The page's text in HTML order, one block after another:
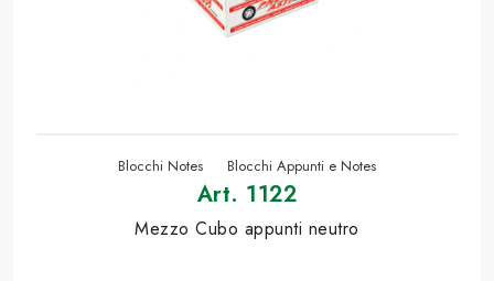
Blocchi Notes Blocchi Appunti e Notes
Art. 1122
Mezzo Cubo appunti neutro